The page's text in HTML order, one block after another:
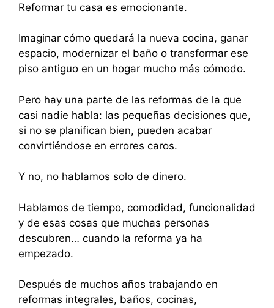
Reformar tu casa es emocionante.
Imaginar cómo quedará la nueva cocina, ganar
espacio, modernizar el baño o transformar ese
piso antiguo en un hogar mucho más cómodo.
Pero hay una parte de las reformas de la que
casi nadie habla: las pequeñas decisiones que,
si no se planifican bien, pueden acabar
convirtiéndose en errores caros.
Y no, no hablamos solo de dinero.
Hablamos de tiempo, comodidad, funcionalidad
y de esas cosas que muchas personas
descubren… cuando la reforma ya ha
empezado.
Después de muchos años trabajando en
reformas integrales, baños, cocinas,